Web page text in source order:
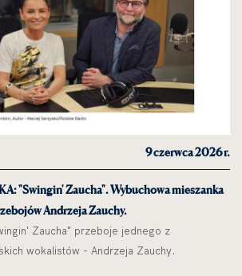
9 czerwca 2026 r.
"Swingin' Zaucha". Wybuchowa mieszanka
Andrzeja Zauchy.
Zaucha" przeboje jednego z
wokalistów - Andrzeja Zauchy.